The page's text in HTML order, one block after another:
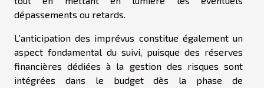
dépassements ou retards.
L’anticipation des imprévus constitue également un
aspect fondamental du suivi, puisque des réserves
financières dédiées à la gestion des risques sont
intégrées dans le budget dès la phase de